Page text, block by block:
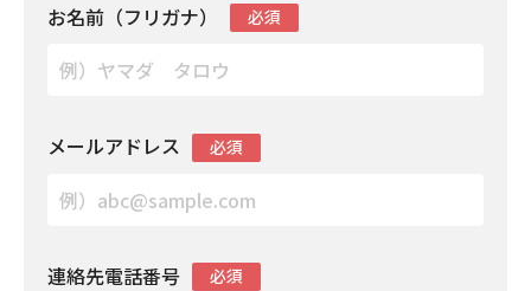
お名前（フリガナ） 必須
メールアドレス 必須
連絡先電話番号 必須